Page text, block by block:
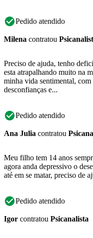
Pedido atendido
Milena contratou
Preciso de ajuda, tenho
esta atrapalhando muito na
minha vida sentimental,
desconfianças e...
Pedido atendido
Ana Julia contratou
Meu filho tem 14 anos
agora anda depressivo o
até em se matar, preciso de
Pedido atendido
Igor contratou Psicanalista